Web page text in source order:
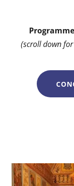
(scroll down